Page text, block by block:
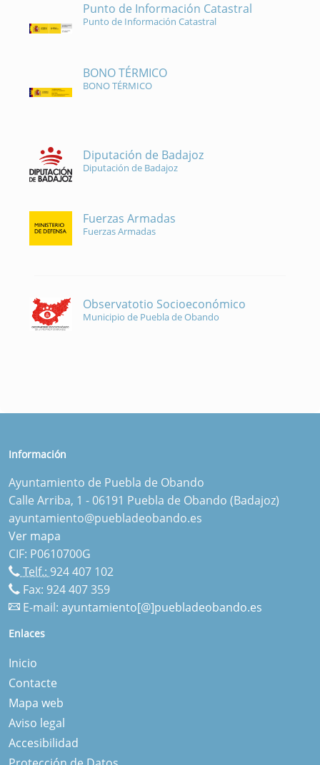
Punto de Información Catastral
Punto de Información Catastral
BONO TÉRMICO
BONO TÉRMICO
Diputación de Badajoz
Diputación de Badajoz
Fuerzas Armadas
Fuerzas Armadas
Observatotio Socioeconómico
Municipio de Puebla de Obando
Información
Ayuntamiento de Puebla de Obando
Calle Arriba, 1 - 06191 Puebla de Obando (Badajoz)
ayuntamiento@puebladeobando.es
Ver mapa
CIF: P0610700G
Telf.: 924 407 102
Fax: 924 407 359
E-mail: ayuntamiento[@]puebladeobando.es
Enlaces
Inicio
Contacte
Mapa web
Aviso legal
Accesibilidad